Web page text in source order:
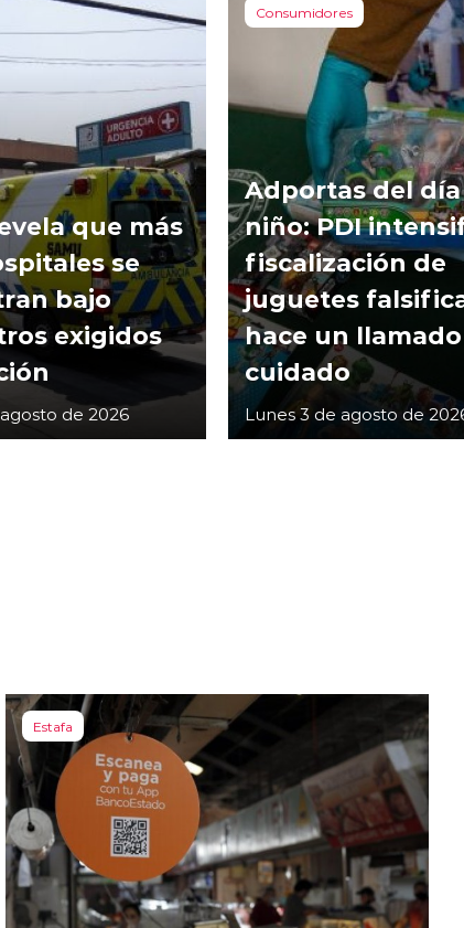
que más
se
bajo
exigidos
de 2026
Consumidores
Adportas del
niño: PDI
fiscalización de
juguetes
hace un
cuidado
Lunes 3 de agosto de
Estafa